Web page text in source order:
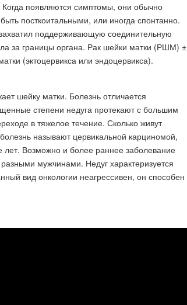
появляются симптомы, они обычно
посткоитальными, или иногда спонтанно.
поддерживающую соединительную
за границы органа. Рак шейки матки (РШМ) ±
(эктоцервикса или эндоцервикса).
шейку матки. Болезнь отличается
степени недуга протекают с большим
в тяжелое течение. Сколько живут
называют цервикальной карциномой,
лет. Возможно и более раннее заболевание
мужчинами. Недуг характеризуется
вид онкологии неагрессивен, он способен